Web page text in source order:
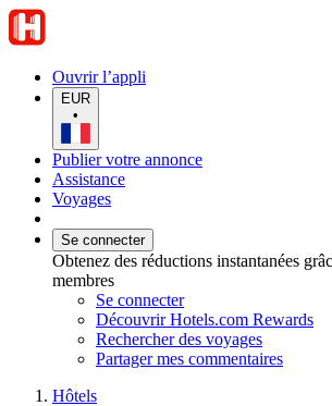
Ouvrir l’appli
EUR
•
Publier votre annonce
Assistance
Voyages
Se connecter
Obtenez des réductions instantanées
membres
Se connecter
Découvrir Hotels.com Rewards
Rechercher des voyages
Partager mes commentaires
Hôtels